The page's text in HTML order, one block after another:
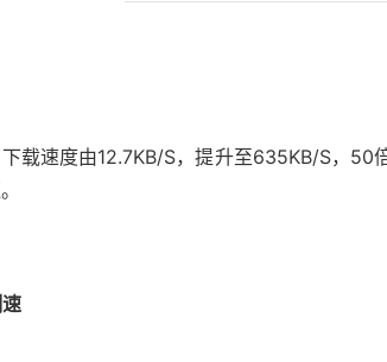
载速度由12.7KB/S，提升至635KB/S，50